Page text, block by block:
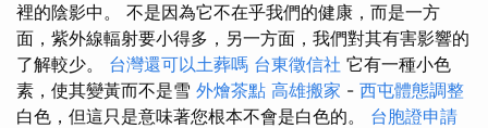
裡的陰影中。 不是因為它不在乎我們的健康，而是一方
面，紫外線輻射要小得多，另一方面，我們對其有害影響的
了解較少。 台灣還可以土葬嗎 台東徵信社 它有一種小色
素，使其變黃而不是雪 外燴茶點 高雄搬家 - 西屯體態調整
白色，但這只是意味著您根本不會是白色的。 台胞證申請